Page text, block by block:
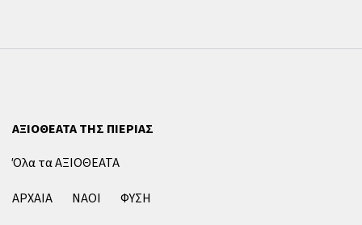
ΑΞΙΟΘΕΑΤΑ ΤΗΣ ΠΙΕΡΙΑΣ
Όλα τα ΑΞΙΟΘΕΑΤΑ
ΑΡΧΑΙΑ
ΝΑΟΙ ΦΥΣΗ